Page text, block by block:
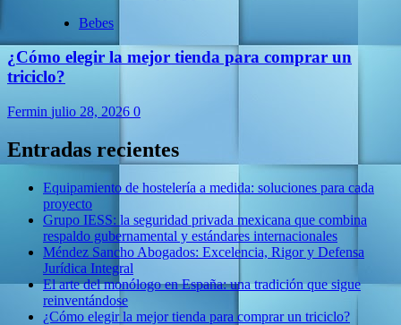
Bebes
¿Cómo elegir la mejor tienda para comprar un
triciclo?
Fermin julio 28, 2026 0
Entradas recientes
Equipamiento de hostelería a medida: soluciones para cada
proyecto
Grupo IESS: la seguridad privada mexicana que combina
respaldo gubernamental y estándares internacionales
Méndez Sancho Abogados: Excelencia, Rigor y Defensa
Jurídica Integral
El arte del monólogo en España: una tradición que sigue
reinventándose
¿Cómo elegir la mejor tienda para comprar un triciclo?